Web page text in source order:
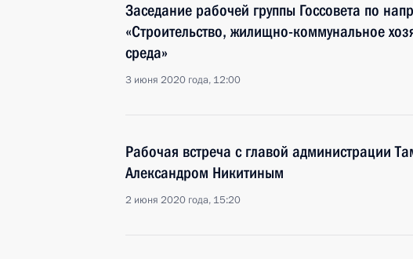
Заседание рабочей группы Госсовета по
«Строительство, жилищно-коммунальное
среда»
3 июня 2020 года, 12:00
Рабочая встреча с главой администрации
Александром Никитиным
2 июня 2020 года, 15:20